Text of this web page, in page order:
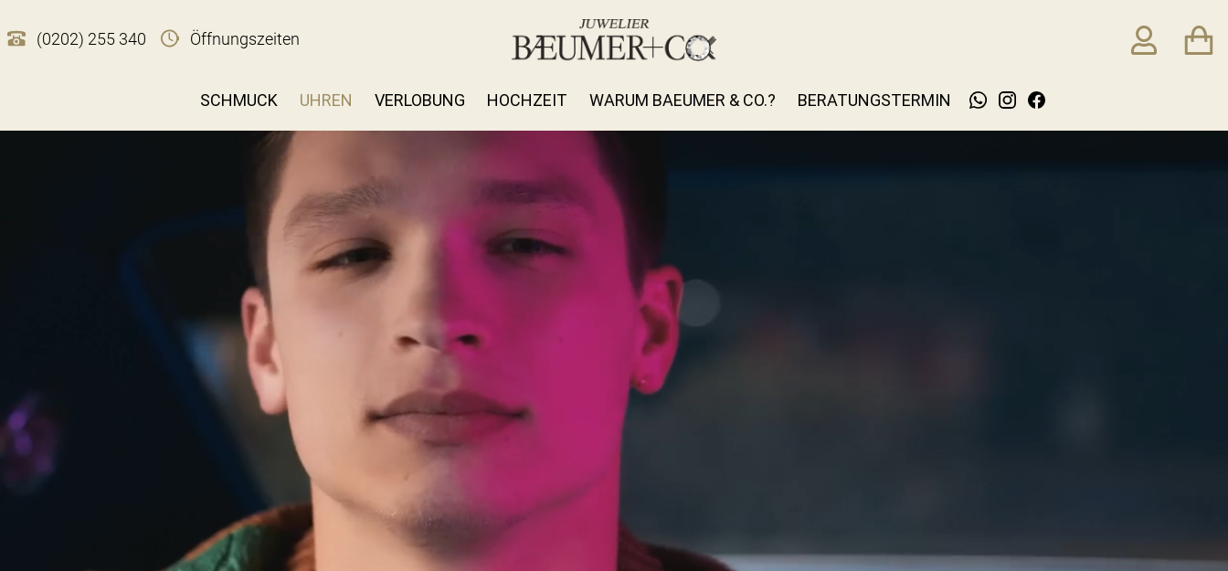
(0202) 255 340 Öffnungszeiten
SCHMUCK UHREN VERLOBUNG HOCHZEIT WARUM BAEUMER & CO.? BERATUNGSTERMIN